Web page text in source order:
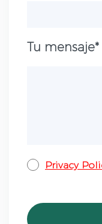
Tu mensaje*
Privacy